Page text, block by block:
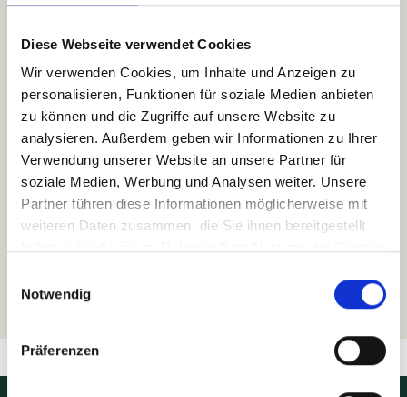
Diese Webseite verwendet Cookies
Wir verwenden Cookies, um Inhalte und Anzeigen zu
personalisieren, Funktionen für soziale Medien anbieten
zu können und die Zugriffe auf unsere Website zu
analysieren. Außerdem geben wir Informationen zu Ihrer
Verwendung unserer Website an unsere Partner für
soziale Medien, Werbung und Analysen weiter. Unsere
Partner führen diese Informationen möglicherweise mit
weiteren Daten zusammen, die Sie ihnen bereitgestellt
Notwendig
Präferenzen
PREISLISTE HAUS PANORAMA
KURZZEITPFLEGE
PREISLISTE HAUS PANORAMA
VOLLSTATIONÄRE PFLEGE